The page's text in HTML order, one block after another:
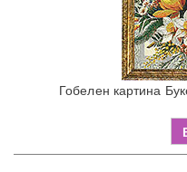
Гобелен картина